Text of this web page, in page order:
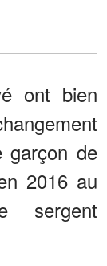
ont bien
garçon de
2016 au
sergent